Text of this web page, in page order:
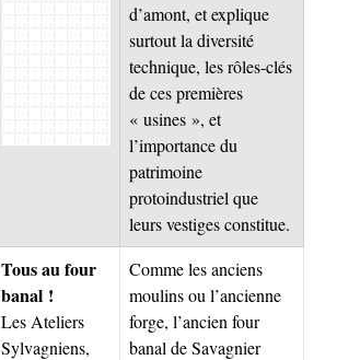
d’amont, et explique
surtout la diversité
technique, les rôles-clés
de ces premières
« usines », et
l’importance du
patrimoine
protoindustriel que
leurs vestiges constitue.
Tous au four
banal !
Les Ateliers
Sylvagniens,
Comme les anciens
moulins ou l’ancienne
forge, l’ancien four
banal de Savagnier